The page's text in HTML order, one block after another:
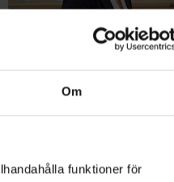
Om
funktioner för
KUNDTJÄNST
010-45 00 200​